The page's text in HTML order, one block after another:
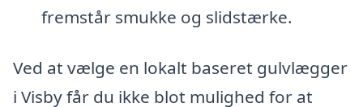
fremstår smukke og slidstærke.
Ved at vælge en lokalt baseret gulvlægger
i Visby får du ikke blot mulighed for at